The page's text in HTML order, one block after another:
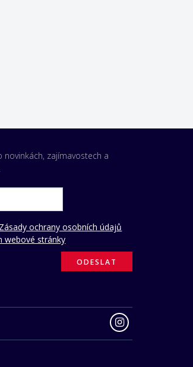
novinkách, zajímavostech a
Zásady ochrany osobních údajů
webové stránky